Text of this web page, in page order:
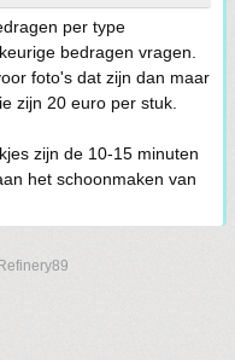
per type
bedragen vragen.
foto's dat zijn dan maar
zijn 20 euro per stuk.
zijn de 10-15 minuten
het schoonmaken van